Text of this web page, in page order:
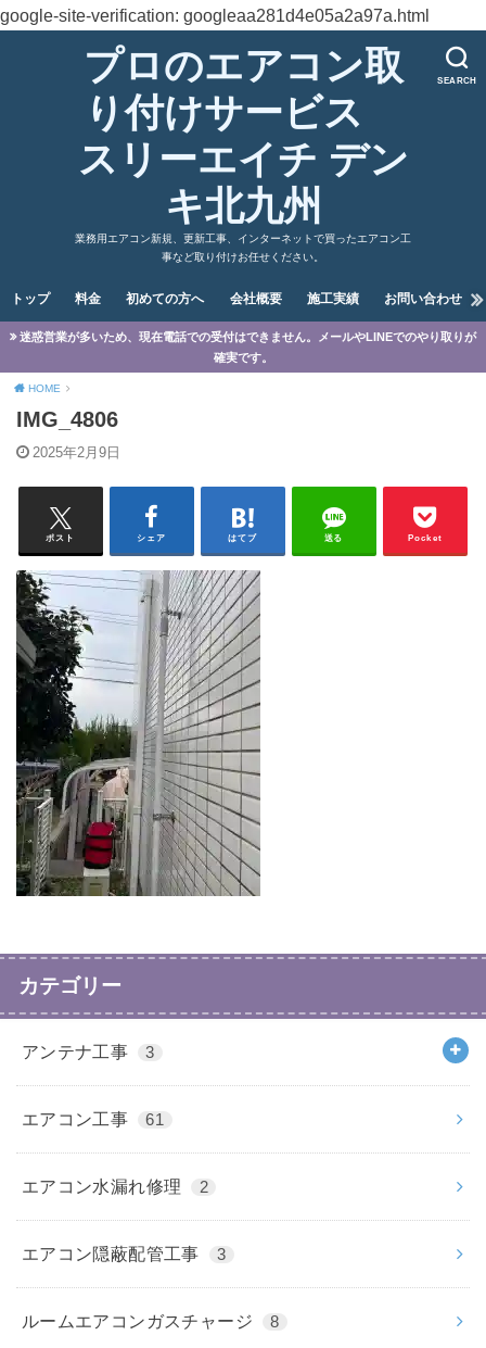
google-site-verification: googleaa281d4e05a2a97a.html
SEARCH
プロのエアコン取
り付けサービス
スリーエイチ デン
キ北九州
業務用エアコン新規、更新工事、インターネットで買ったエアコン工
事など取り付けお任せください。
トップ 料金 初めての方へ 会社概要 施工実績 お問い合わせ
迷惑営業が多いため、現在電話での受付はできません。メールやLINEでのやり取りが
確実です。
HOME
IMG_4806
2025年2月9日
ポスト シェア はてブ 送る Pocket
カテゴリー
アンテナ工事 3
エアコン工事 61
エアコン水漏れ修理 2
エアコン隠蔽配管工事 3
ルームエアコンガスチャージ 8